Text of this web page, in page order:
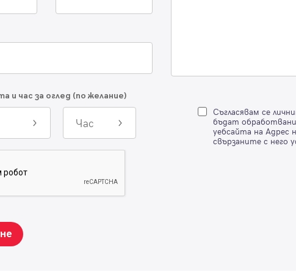
и час за оглед (по желание)
Час
Съгласявам се
бъдат
уебсайта на
свързаните с него
Регистрация